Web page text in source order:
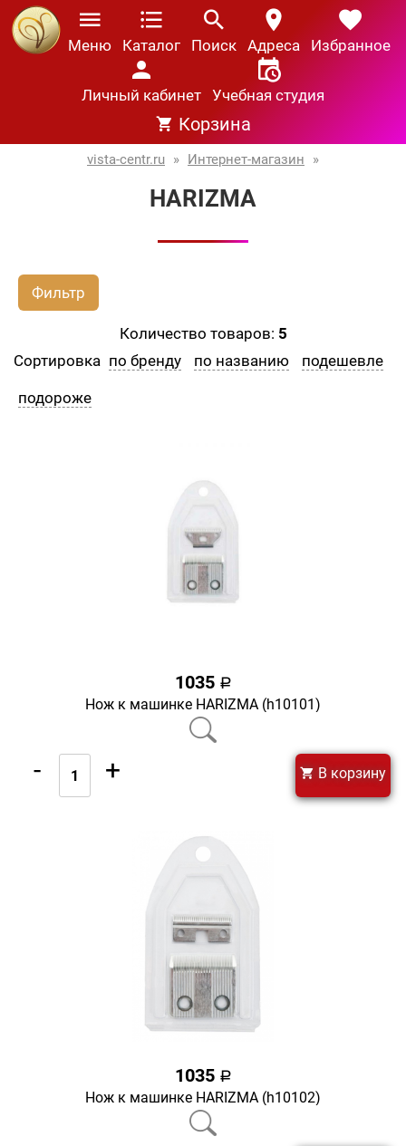
Меню Каталог Поиск Адреса Избранное
Личный кабинет Учебная студия
Корзина
vista-centr.ru » Интернет-магазин »
HARIZMA
Фильтр
Количество товаров: 5
Сортировка по бренду по названию подешевле
подороже
1035 a
Нож к машинке HARIZMA (h10101)
- + В корзину
1035 a
Нож к машинке HARIZMA (h10102)